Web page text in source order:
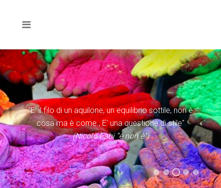
(Don Tonino Bello)
(Evangelii Gaudium)
"E' il filo di un aquilone, un equilibrio sottile, non è
cosa ma è come , E' una questione di stile"
(Nicolò Fabi “è non è”)
(Statuto Caritas Italiana)